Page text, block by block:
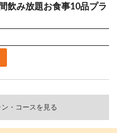
飲み放題お食事10品プラ
・コースを見る